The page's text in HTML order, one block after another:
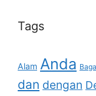
Tags
Alam Anda
dan dengan